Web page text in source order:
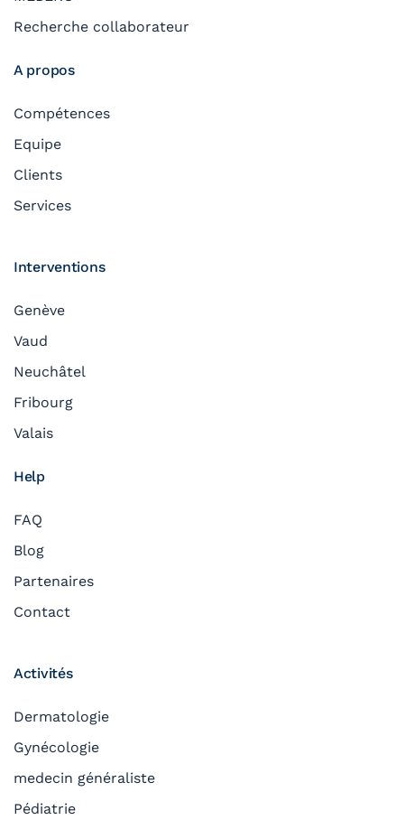
Recherche collaborateur
A propos
Compétences
Equipe
Clients
Services
Interventions
Genève
Vaud
Neuchâtel
Fribourg
Valais
Help
FAQ
Blog
Partenaires
Contact
Activités
Dermatologie
Gynécologie
medecin généraliste
Pédiatrie